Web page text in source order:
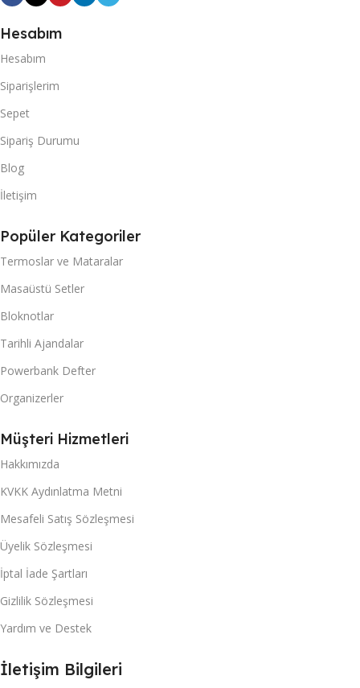
Hesabım
Hesabım
Siparişlerim
Sepet
Sipariş Durumu
Blog
İletişim
Popüler Kategoriler
Termoslar ve Mataralar
Masaüstü Setler
Bloknotlar
Tarihli Ajandalar
Powerbank Defter
Organizerler
Müşteri Hizmetleri
Hakkımızda
KVKK Aydınlatma Metni
Mesafeli Satış Sözleşmesi
Üyelik Sözleşmesi
İptal İade Şartları
Gizlilik Sözleşmesi
Yardım ve Destek
İletişim Bilgileri